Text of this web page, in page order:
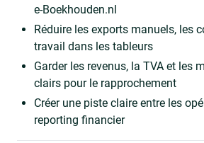
e-Boekhouden.nl
Réduire les exports manuels, les
travail dans les tableurs
Garder les revenus, la TVA et les
clairs pour le rapprochement
Créer une piste claire entre les
reporting financier